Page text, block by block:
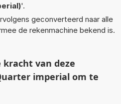
'.
geconverteerd naar alle
de rekenmachine bekend is.
kracht van deze
imperial om te